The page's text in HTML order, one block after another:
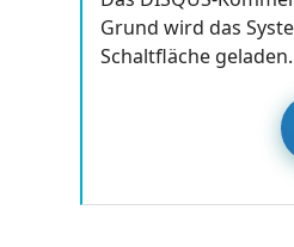
Grund wird das
Schaltfläche